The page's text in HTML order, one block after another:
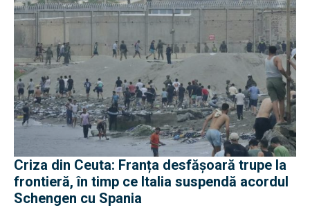
Criza din Ceuta: Franța desfășoară trupe la
frontieră, în timp ce Italia suspendă acordul
Schengen cu Spania